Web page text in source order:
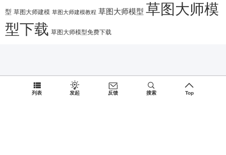
型 草图大师建模 草图大师建模教程 草图大师模型 草图大师模
型下载 草图大师模型免费下载
列表 发起 反馈 搜索 Top